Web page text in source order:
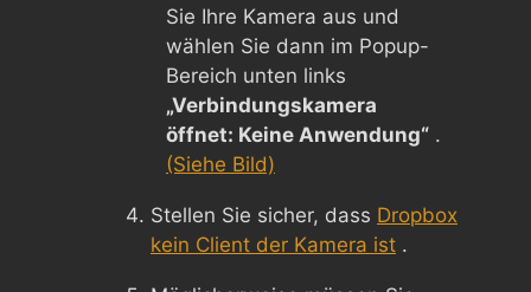
Sie Ihre Kamera aus und
wählen Sie dann im Popup-
Bereich unten links
„Verbindungskamera
öffnet: Keine Anwendung“ .
(Siehe Bild)
Stellen Sie sicher, dass Dropbox
kein Client der Kamera ist .